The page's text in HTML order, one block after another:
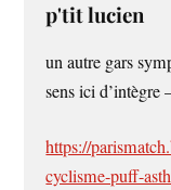
p'tit lucien
un autre gars
sens ici d’intègre
https://
cyclisme-puff-